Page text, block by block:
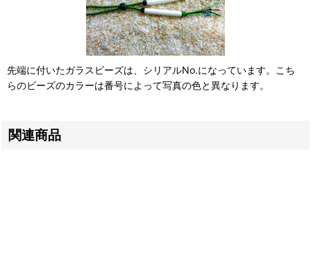
先端に付いたガラスビーズは、シリアルNo.になっています。こち
らのビーズのカラーは番号によって写真の色と異なります。
関連商品